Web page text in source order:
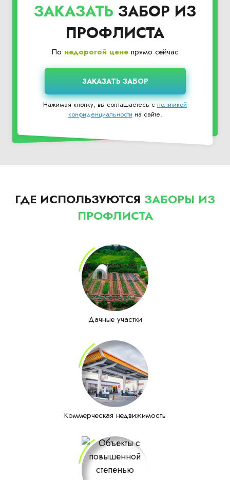
ЗАКАЗАТЬ ЗАБОР ИЗ
ПРОФЛИСТА
По недорогой ценепрямо сейчас
Нажимая кнопку, вы соглашаетесь сполитикой
конфиденциальности на сайте.
ГДЕ ИСПОЛЬЗУЮТСЯ ЗАБОРЫ ИЗ
ПРОФЛИСТА
Дачные участки
Коммерческая недвижимость